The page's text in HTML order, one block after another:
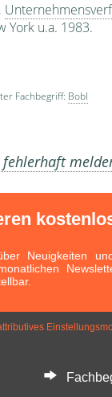
York u.a. 1983.
Fachbegriff: Bobl
Neuigkeiten